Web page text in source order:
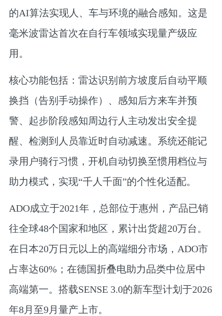
的AI算法实现人、车与环境的融合感知。这是
毫米波雷达首次在自行车领域实现量产级应
用。
核心功能包括：雷达识别前方坡度后自动平顺
换挡（告别手动操作）、感知后方来车并预
警、起步阶段感知周边行人主动发出安全提
醒、检测到人员靠近时自动减速。系统还能记
录用户骑行习惯，开机自动切换至惯用档位与
助力模式，实现“千人千面”的个性化适配。
ADO成立于2021年，总部位于惠州，产品已销
往全球48个国家和地区，累计出货超20万台。
在日本20万日元以上的高端细分市场，ADO市
占率达60%；在德国折叠电助力品类中位居中
高端第一。搭载SENSE 3.0的新车型计划于2026
年8月至9月量产上市。